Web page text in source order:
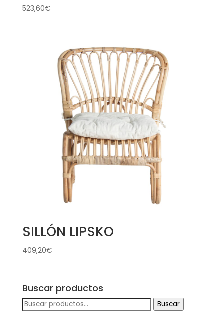
523,60€
SILLÓN LIPSKO
409,20€
Buscar productos
Buscar
Buscar